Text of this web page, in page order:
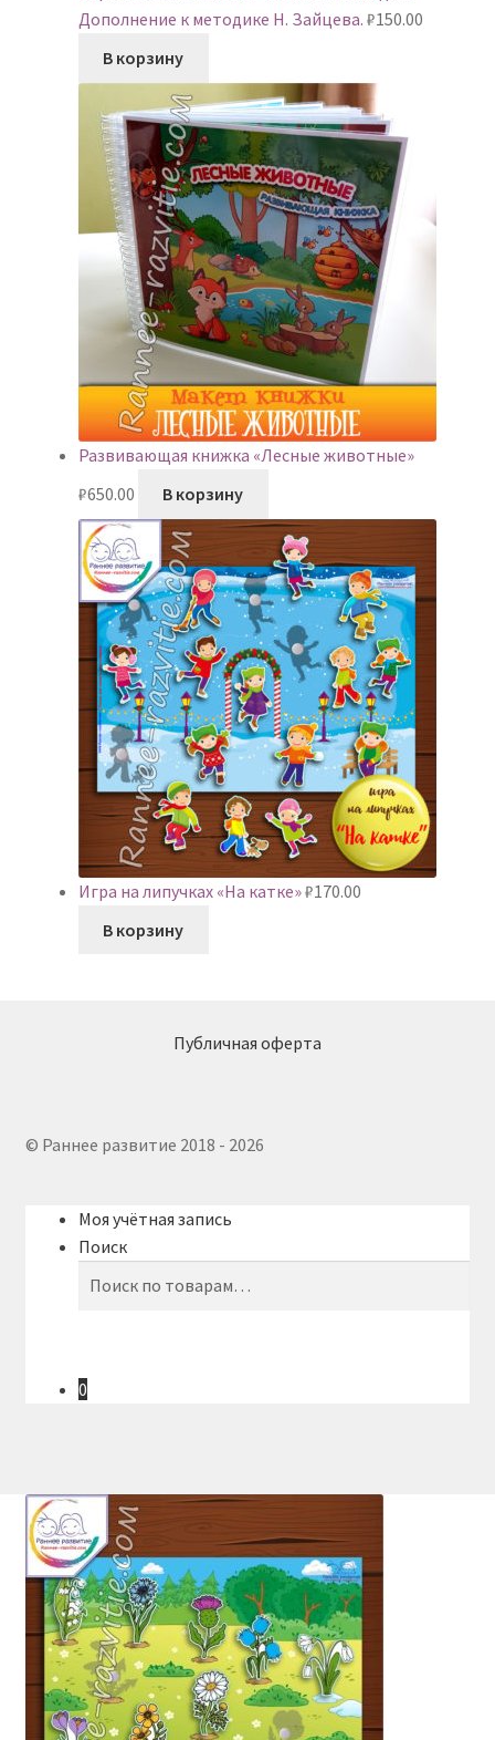
Дополнение к методике Н. Зайцева. ₽150.00
В корзину
Развивающая книжка «Лесные животные»
₽650.00 В корзину
Игра на липучках «На катке»₽170.00
В корзину
Публичная оферта
© Раннее развитие 2018 - 2026
Моя учётная запись
Поиск
0